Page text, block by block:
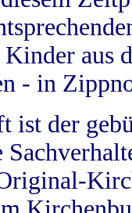
aus
- in
ist der